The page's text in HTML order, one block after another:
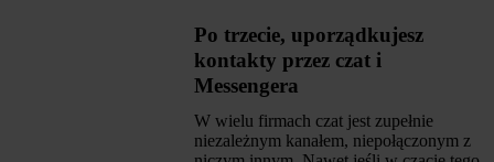
Po trzecie, uporządkujesz
kontakty przez czat i
Messengera
W wielu firmach czat jest zupełnie
niezależnym kanałem, niepołączonym z